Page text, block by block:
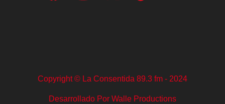
Copyright © La Consentida 89.3 fm - 2024
Desarrollado Por Walle Productions